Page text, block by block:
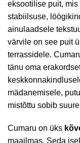
eksootilise puit,
stabiilsuse,
ainulaadsele
värvile on see puit
terrassidele.
tänu oma
mädanemisele,
mistõttu sobib
Cumaru on üks
maailmas. Seda